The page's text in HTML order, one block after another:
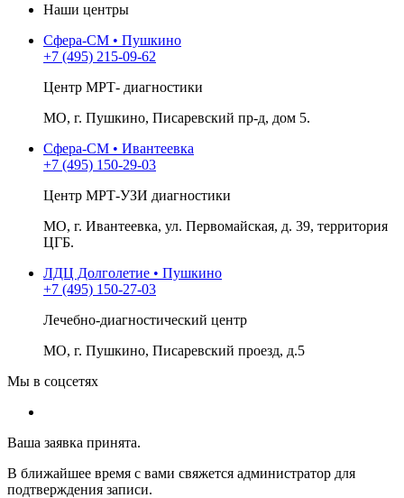
Наши центры
Сфера-СМ • Пушкино
+7 (495) 215-09-62
Центр МРТ- диагностики
МО, г. Пушкино, Писаревский пр-д, дом 5.
Сфера-СМ • Ивантеевка
+7 (495) 150-29-03
Центр МРТ-УЗИ диагностики
МО, г. Ивантеевка, ул. Первомайская, д. 39, территория
ЦГБ.
ЛДЦ Долголетие • Пушкино
+7 (495) 150-27-03
Лечебно-диагностический центр
МО, г. Пушкино, Писаревский проезд, д.5
Мы в соцсетях
Ваша заявка принята.
В ближайшее время с вами свяжется администратор для
подтверждения записи.